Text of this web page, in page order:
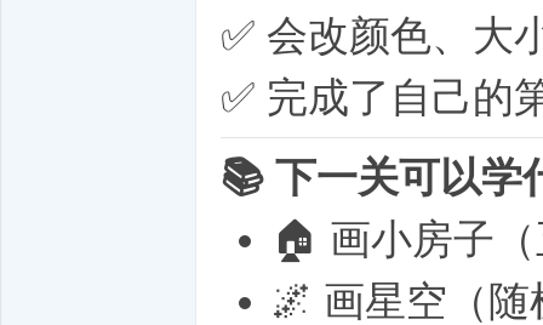
✅ 会改颜色、大
✅ 完成了自己的
📚 下一关可以学
🏠 画小房子
🌌 画星空（